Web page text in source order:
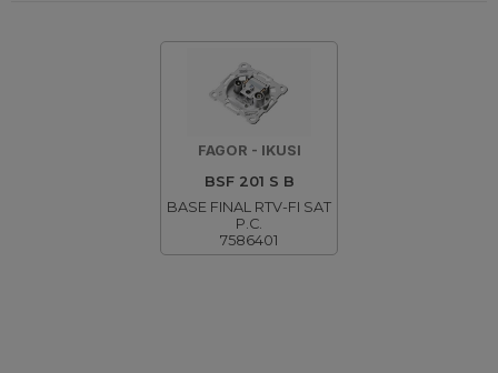
FAGOR - IKUSI
BSF 201 S B
BASE FINAL RTV-FI SAT
P.C.
7586401